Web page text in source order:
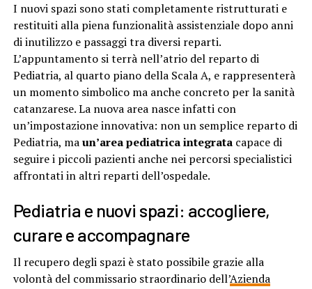
I nuovi spazi sono stati completamente ristrutturati e
restituiti alla piena funzionalità assistenziale dopo anni
di inutilizzo e passaggi tra diversi reparti.
L’appuntamento si terrà nell’atrio del reparto di
Pediatria, al quarto piano della Scala A, e rappresenterà
un momento simbolico ma anche concreto per la sanità
catanzarese. La nuova area nasce infatti con
un’impostazione innovativa: non un semplice reparto di
Pediatria, maun’area pediatrica integratacapace di
seguire i piccoli pazienti anche nei percorsi specialistici
affrontati in altri reparti dell’ospedale.
Pediatria e nuovi spazi: accogliere,
curare e accompagnare
Il recupero degli spazi è stato possibile grazie alla
volontà del commissario straordinario dell’Azienda